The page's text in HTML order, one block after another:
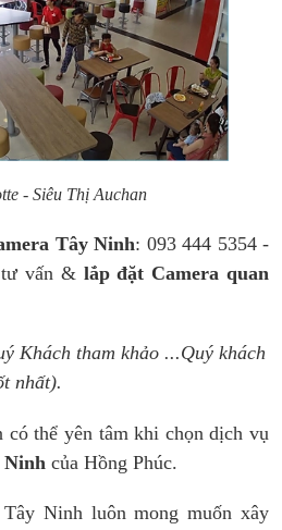
- Siêu Thị Auchan
Tây Ninh: 093 444 5354 -
vấn & lắp đặt Camera quan
Khách tham khảo ...Quý khách
nhất).
thể yên tâm khi chọn dịch vụ
của Hồng Phúc.
Ninh luôn mong muốn xây